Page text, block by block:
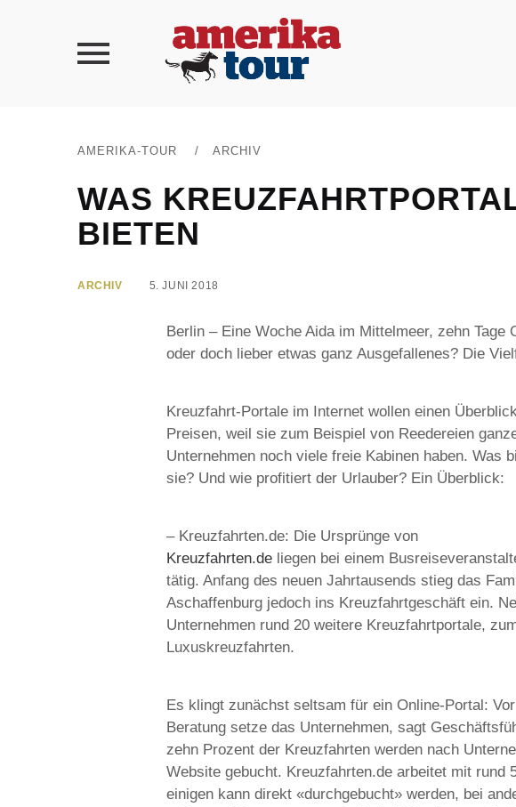
AMERIKA-TOUR / ARCHIV
WAS
BIETEN
ARCHIV 5. JUNI 2018
Berlin – Eine Woche Aida im Mittelmeer, zehn Tage
oder doch lieber etwas ganz Ausgefallenes? Die
Kreuzfahrt-Portale im Internet wollen einen
Preisen, weil sie zum Beispiel von Reedereien
Unternehmen noch viele freie Kabinen haben. Was
sie? Und wie profitiert der Urlauber? Ein Überblick:
– Kreuzfahrten.de: Die Ursprünge von
Kreuzfahrten.de liegen bei einem
tätig. Anfang des neuen Jahrtausends stieg das
Aschaffenburg jedoch ins Kreuzfahrtgeschäft ein.
Unternehmen rund 20 weitere Kreuzfahrtportale,
Luxuskreuzfahrten.
Es klingt zunächst seltsam für ein Online-Portal:
Beratung setze das Unternehmen, sagt
zehn Prozent der Kreuzfahrten werden nach
Website gebucht. Kreuzfahrten.de arbeitet mit rund
einigen kann direkt «durchgebucht» werden, bei